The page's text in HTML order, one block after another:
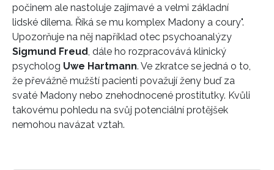
počinem ale nastoluje zajímavé a velmi základní
lidské dilema. Říká se mu komplex Madony a coury".
Upozorňuje na něj například otec psychoanalýzy
Sigmund Freud , dále ho rozpracovává klinický
psycholog Uwe Hartmann. Ve zkratce se jedná o to,
že převážně mužští pacienti považují ženy buď za
svaté Madony nebo znehodnocené prostitutky. Kvůli
takovému pohledu na svůj potenciální protějšek
nemohou navázat vztah.